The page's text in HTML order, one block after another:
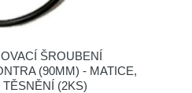
ŠROUBENÍ
(90MM) - MATICE,
(2KS)